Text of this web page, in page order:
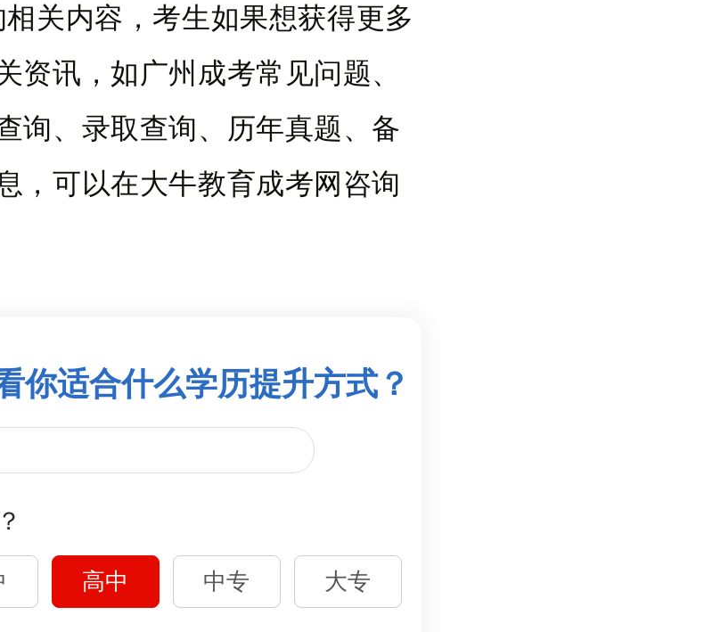
关内容，考生如果想获得更多
资讯，如广州成考常见问题、
询、录取查询、历年真题、备
，可以在大牛教育成考网咨询
你适合什么学历提升方式？
高中 中专 大专